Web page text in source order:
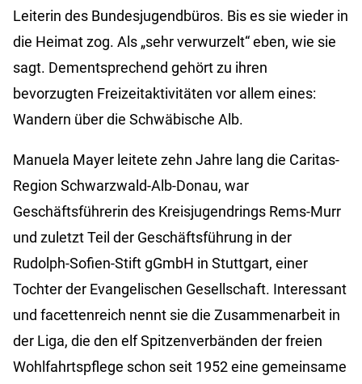
Leiterin des Bundesjugendbüros. Bis es sie wieder in
die Heimat zog. Als „sehr verwurzelt“ eben, wie sie
sagt. Dementsprechend gehört zu ihren
bevorzugten Freizeitaktivitäten vor allem eines:
Wandern über die Schwäbische Alb.
Manuela Mayer leitete zehn Jahre lang die Caritas-
Region Schwarzwald-Alb-Donau, war
Geschäftsführerin des Kreisjugendrings Rems-Murr
und zuletzt Teil der Geschäftsführung in der
Rudolph-Sofien-Stift gGmbH in Stuttgart, einer
Tochter der Evangelischen Gesellschaft. Interessant
und facettenreich nennt sie die Zusammenarbeit in
der Liga, die den elf Spitzenverbänden der freien
Wohlfahrtspflege schon seit 1952 eine gemeinsame